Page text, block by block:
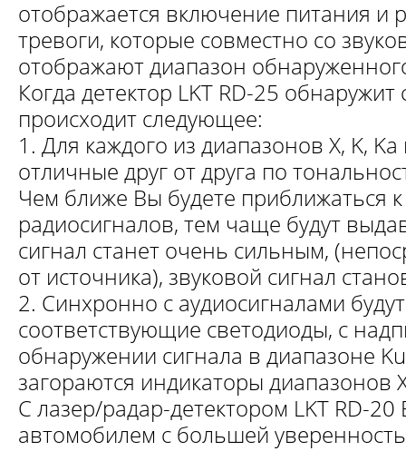
отображается включение питания и
тревоги, которые совместно со
отображают диапазон
Когда детектор LKT RD-25
происходит следующее:
1. Для каждого из диапазонов X, K,
отличные друг от друга по
Чем ближе Вы будете приближаться к
радиосигналов, тем чаще будут
сигнал станет очень сильным,
от источника), звуковой сигнал
2. Синхронно с аудиосигналами
соответствующие светодиоды, с
обнаружении сигнала в диапазоне
загораются индикаторы диапазонов
С лазер/радар-детектором LKT RD-
автомобилем с большей